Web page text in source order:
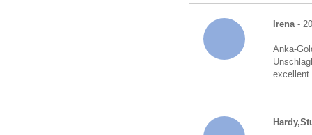
Irena-
Anka-
excellent